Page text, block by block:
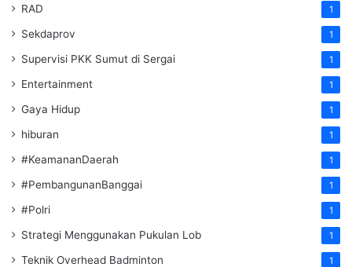
RAD 1
Sekdaprov 1
Supervisi PKK Sumut di Sergai 1
Entertainment 1
Gaya Hidup 1
hiburan 1
#KeamananDaerah 1
#PembangunanBanggai 1
#Polri 1
Strategi Menggunakan Pukulan Lob 1
Teknik Overhead Badminton 1